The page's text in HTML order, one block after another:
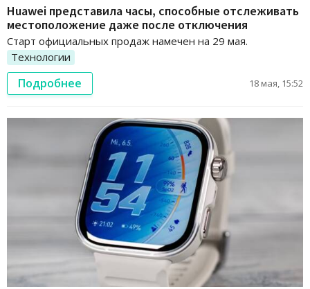
Huawei представила часы, способные отслеживать
местоположение даже после отключения
Старт официальных продаж намечен на 29 мая.
Технологии
Подробнее 18 мая, 15:52